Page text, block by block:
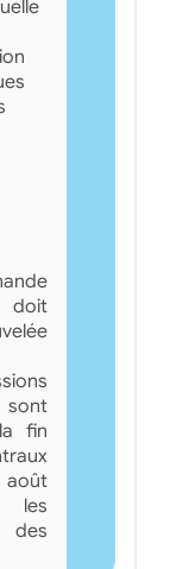
doit
fin
les
des